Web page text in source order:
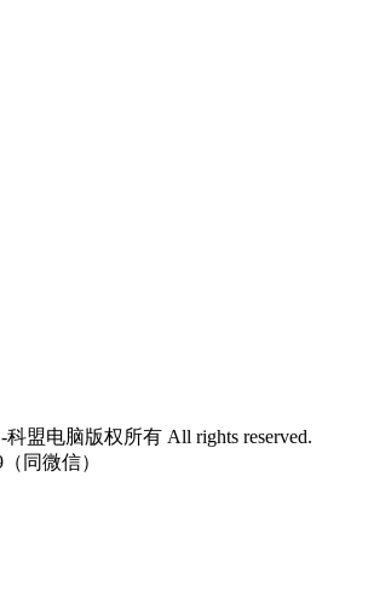
盟电脑版权所有 All rights reserved.
同微信）